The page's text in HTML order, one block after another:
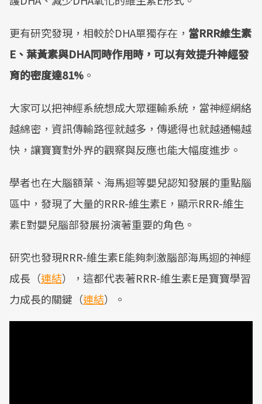
更有研究發現，相較於DHA單獨存在， 當RRR維生素
E、葉黃素與DHA同時作用時，可以有效提升神經發
育的密度達81% 。
大家可以把神經系統想成大眾運輸系統，當神經網絡
越綿密，資訊傳輸路徑就越多，傳遞得也就越通暢越
快，讓寶寶對外界的觀察與反應也能大幅度進步。
學者也在大腦額葉、海馬迴等嬰兒認知發展的重點腦
區中，發現了大量的RRR-維生素E，顯示RRR-維生
素E對嬰兒腦部發展扮演著重要的角色。
研究也發現RRR-維生素E能夠刺激腦部海馬迴的神經
成長（連結），這都代表著RRR-維生素E是寶寶學習
力成長的關鍵（連結）。